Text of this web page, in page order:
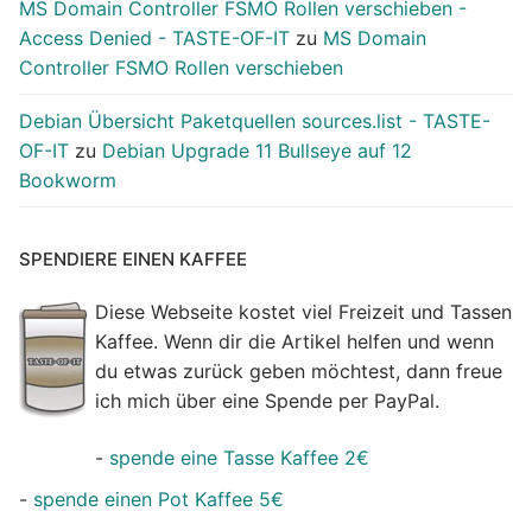
MS Domain Controller FSMO Rollen verschieben -
Access Denied - TASTE-OF-IT zu MS Domain
Controller FSMO Rollen verschieben
Debian Übersicht Paketquellen sources.list - TASTE-
OF-IT zu Debian Upgrade 11 Bullseye auf 12
Bookworm
SPENDIERE EINEN KAFFEE
Diese Webseite kostet viel Freizeit und Tassen
Kaffee. Wenn dir die Artikel helfen und wenn
du etwas zurück geben möchtest, dann freue
ich mich über eine Spende per PayPal.
- spende eine Tasse Kaffee 2€
- spende einen Pot Kaffee 5€